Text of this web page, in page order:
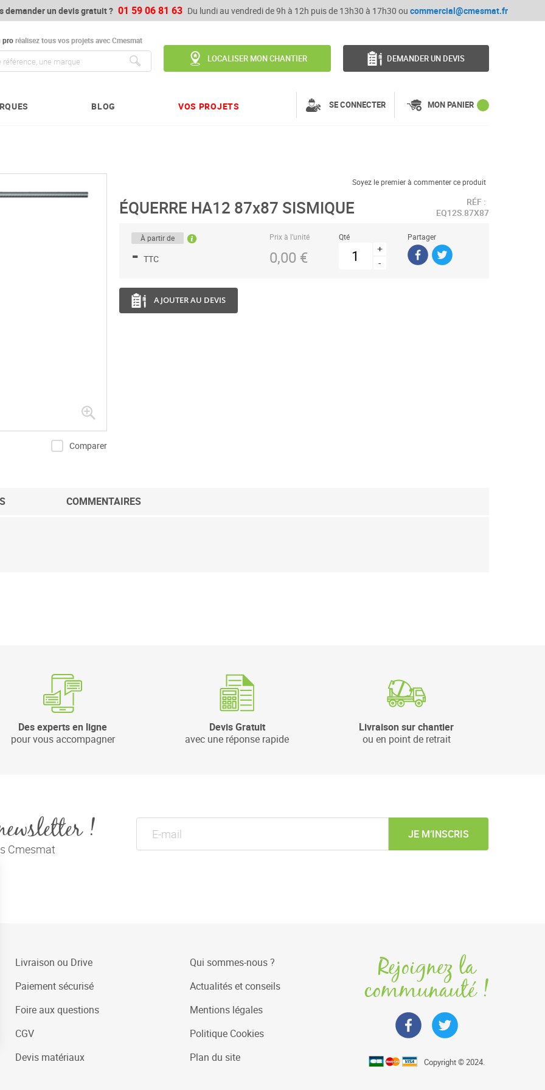
demander un devis gratuit ? 01 59 06 81 63 Du lundi au vendredi de 9h à 12h puis de 13h30 à 17h30 ou commercial@cmesmat.fr
proréalisez tous vos projets avec Cmesmat
LOCALISER MON CHANTIER DEMANDER UN DEVIS
BLOG VOS PROJETS SE CONNECTER MON PANIER
Comparer
Soyez le premier à commenter ce produit
ÉQUERRE HA12 87x87 SISMIQUE
RÉF :
EQ12S.87X87
À partir de
- TTC
Prix à l’unité
0,00 €
Qté
+
-
Partager
AJOUTER AU DEVIS
COMMENTAIRES
Des experts en ligne
pour vous accompagner
Devis Gratuit
avec une réponse rapide
Livraison sur chantier
ou en point de retrait
!
Cmesmat
JE M’INSCRIS
Livraison ou Drive
Paiement sécurisé
Foire aux questions
CGV
Devis matériaux
Qui sommes-nous ?
Actualités et conseils
Mentions légales
Politique Cookies
Plan du site
Rejoignez la
communauté !
Copyright © 2024.